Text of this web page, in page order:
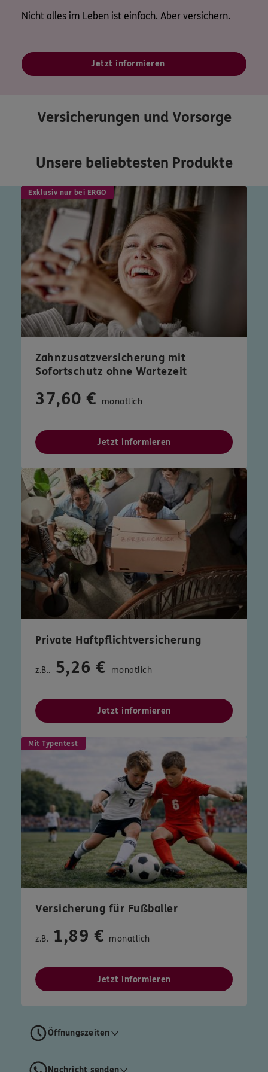
Nicht alles im Leben ist einfach. Aber versichern.
Jetzt informieren
Versicherungen und Vorsorge
Unsere beliebtesten Produkte
Exklusiv nur bei ERGO
Zahnzusatzversicherung mit
Sofortschutz ohne Wartezeit
37,60 € monatlich
Jetzt informieren
Private Haftpflichtversicherung
z.B.. 5,26 € monatlich
Jetzt informieren
Mit Typentest
Versicherung für Fußballer
z.B. 1,89 € monatlich
Jetzt informieren
Öffnungszeiten
Nachricht senden